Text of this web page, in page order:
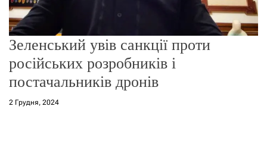
Зеленський увів санкції проти
російських розробників і
постачальників дронів
2 Грудня, 2024